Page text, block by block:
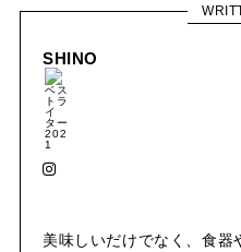
SHINO
美味しいだけでなく、食器